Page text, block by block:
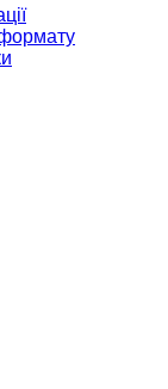
формату